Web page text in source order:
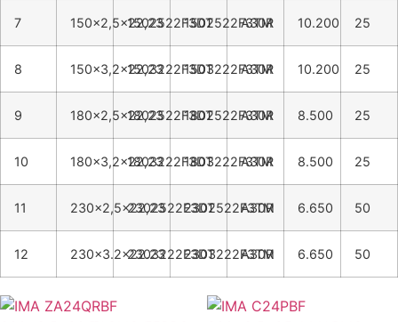
7 150x2,5x22,231502522F3DT1502522F3TM
A30R 10.200 25
8 150x3,2x22,231503222F3DT1503222F3TM
A30R 10.200 25
9 180x2,5x22,231802522F3DT1802522F3TM
A30R 8.500 25
10 180x3,2x22,231803222F3DT1803222F3TM
A30R 8.500 25
11 230x2,5x22,232302522F3DT2302522F3TM
A30R 6.650 50
12 230x3.2x22.232303222F3DT2303222F3TM
A30R 6.650 50